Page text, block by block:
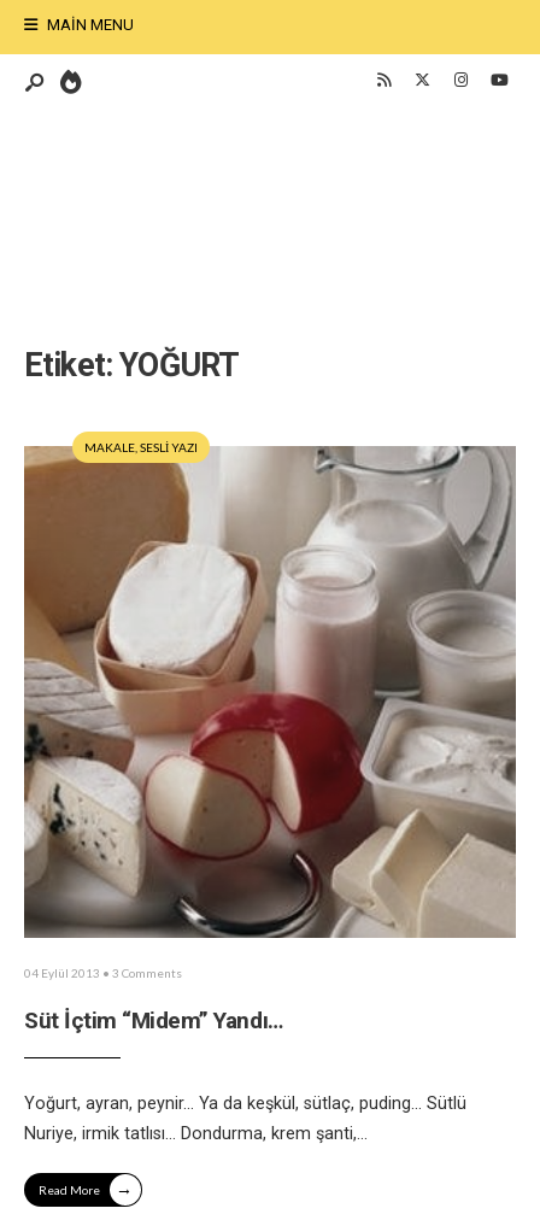
MAIN MENU
Etiket:YOĞURT
MAKALE SESLİ YAZI
04 Eylül 2013 • 3 Comments
Süt İçtim “Midem” Yandı…
Yoğurt, ayran, peynir… Ya da keşkül, sütlaç, puding… Sütlü
Nuriye, irmik tatlısı… Dondurma, krem şanti,...
Read More →